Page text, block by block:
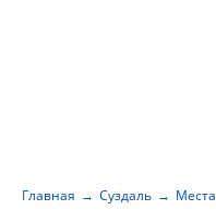
Главная Суздаль Места